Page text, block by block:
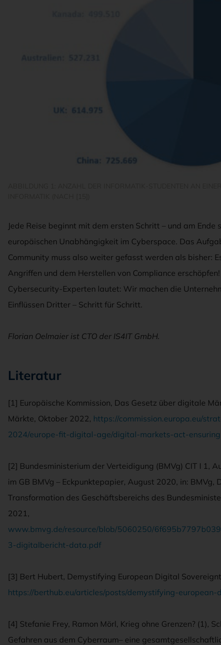
Jede Reise beginnt mit dem ersten Schritt – und am Ende
europäischen Unabhängigkeit im Cyberspace. Das
Community muss also weiter gefasst werden als bisher:
Angriffen und dem Herstellen von Compliance
Cybersecurity-Experten lautet: Wir machen die
Einflüssen Dritter – Schritt für Schritt.
Florian Oelmaier ist CTO der IS4IT GmbH.
Literatur
[1] Europäische Kommission, Das Gesetz über digitale
Märkte, Oktober 2022, https://commission.europa.eu/
2024/europe-fit-digital-age/digital-markets-act-
[2] Bundesministerium der Verteidigung (BMVg) CIT I 1,
im GB BMVg – Eckpunktepapier, August 2020, in:
Transformation des Geschäftsbereichs des
2021,
www.bmvg.de/resource/blob/5060250/
3-digitalbericht-data.pdf
[3] Bert Hubert, Demystifying European Digital
https://berthub.eu/articles/posts/demystifying-
[4] Stefanie Frey, Ramon Mörl, Krieg ohne Grenzen? (1),
Gefahren aus dem Cyberraum– eine